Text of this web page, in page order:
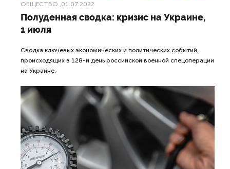
ОБЩЕСТВО ,01.07.2022
Полуденная сводка: кризис на Украине,
1 июля
Сводка ключевых экономических и политических событий,
происходящих в 128-й день российской военной спецоперации
на Украине.